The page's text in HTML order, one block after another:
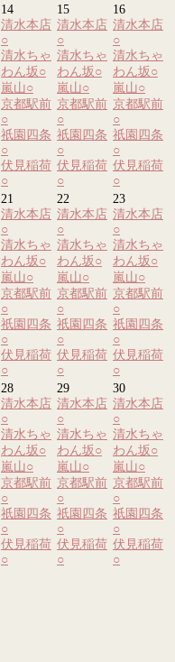
14
清水本店
○
清水ちゃ
わん坂○
嵐山○
京都駅前
○
祇園四条
○
伏見稲荷
○
15
清水本店
○
清水ちゃ
わん坂○
嵐山○
京都駅前
○
祇園四条
○
伏見稲荷
○
16
清水本店
○
清水ちゃ
わん坂○
嵐山○
京都駅前
○
祇園四条
○
伏見稲荷
○
21
清水本店
○
清水ちゃ
わん坂○
嵐山○
京都駅前
○
祇園四条
○
伏見稲荷
○
22
清水本店
○
清水ちゃ
わん坂○
嵐山○
京都駅前
○
祇園四条
○
伏見稲荷
○
23
清水本店
○
清水ちゃ
わん坂○
嵐山○
京都駅前
○
祇園四条
○
伏見稲荷
○
28
清水本店
○
清水ちゃ
わん坂○
嵐山○
京都駅前
○
祇園四条
○
伏見稲荷
○
29
清水本店
○
清水ちゃ
わん坂○
嵐山○
京都駅前
○
祇園四条
○
伏見稲荷
○
30
清水本店
○
清水ちゃ
わん坂○
嵐山○
京都駅前
○
祇園四条
○
伏見稲荷
○